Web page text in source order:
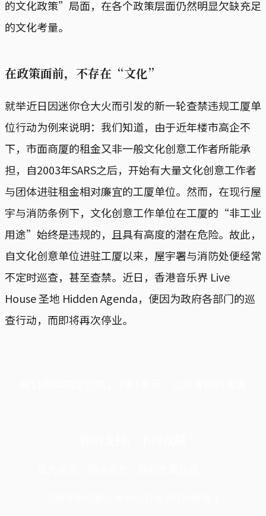
的文化政策”局面，在各个政策层面仍然明显欠缺充足
的文化考量。
在政策面前，不存在“文化”
就举近日因迷你仓大火而引发的新一轮查禁违规工厦单
位行动为例来说明：我们知道，由于近年楼市高企不
下，市面商厦的租金又非一般文化创意工作者所能承
担，自2003年SARS之后，开始有大量文化创意工作者
与团体进驻租金相对廉宜的工厦单位。然而，在现行屋
宇与消防条例下，文化创意工作单位在工厦的“非工业
用途”始终是违规的，且具有高度的潜在危险。故此，
自文化创意单位进驻工厦以来，屋宇署与消防处便经常
不定时巡查，甚至查禁。近日，香港音乐界 Live
House 圣地 Hidden Agenda，便因为政府各部门的巡
查行动，而即将再次停业。